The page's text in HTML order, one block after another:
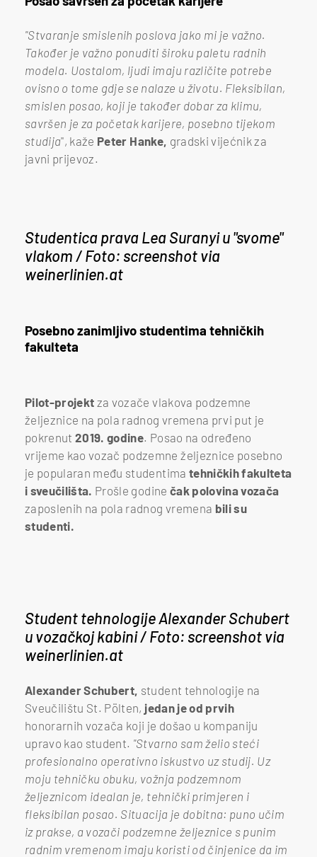
"Stvaranje smislenih poslova jako mi je važno.
Također je važno ponuditi široku paletu radnih
modela. Uostalom, ljudi imaju različite potrebe
ovisno o tome gdje se nalaze u životu. Fleksibilan,
smislen posao, koji je također dobar za klimu,
savršen je za početak karijere, posebno tijekom
studija", kaže Peter Hanke, gradski vijećnik za
javni prijevoz.
Studentica prava Lea Suranyi u "svome"
vlakom / Foto: screenshot via
weinerlinien.at
Posebno zanimljivo studentima tehničkih
fakulteta
Pilot-projekt za vozače vlakova podzemne
željeznice na pola radnog vremena prvi put je
pokrenut2019. godine. Posao na određeno
vrijeme kao vozač podzemne željeznice posebno
je popularan među studentima tehničkih fakulteta
i sveučilišta. Prošle godine čak polovina vozača
zaposlenih na pola radnog vremena bili su
studenti.
Student tehnologije Alexander Schubert
u vozačkoj kabini / Foto: screenshot via
weinerlinien.at
Alexander Schubert, student tehnologije na
Sveučilištu St. Pölten, jedan je od prvih
honorarnih vozača koji je došao u kompaniju
upravo kao student. "Stvarno sam želio steći
profesionalno operativno iskustvo uz studij. Uz
moju tehničku obuku, vožnja podzemnom
željeznicom idealan je, tehnički primjeren i
fleksibilan posao. Situacija je dobitna: puno učim
iz prakse, a vozači podzemne željeznice s punim
radnim vremenom imaju koristi od činjenice da im